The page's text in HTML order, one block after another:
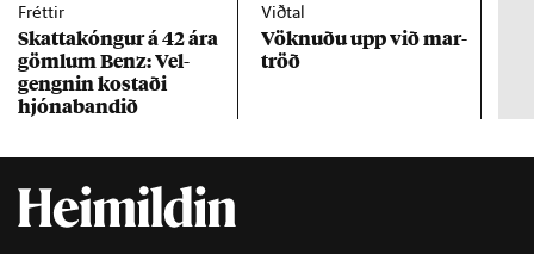
Fréttir
Skattakóng­ur á 42 ára
göml­um Benz: Vel­
gengn­in kostaði
hjóna­band­ið
Viðtal
Vökn­uðu upp við mar­
tröð